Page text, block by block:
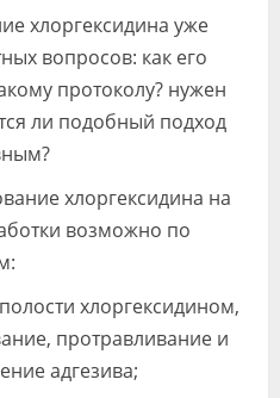
хлоргексидина уже
вопросов: как его
протоколу? нужен
ли подобный подход
хлоргексидина на
возможно по
хлоргексидином,
протравливание и
адгезива;